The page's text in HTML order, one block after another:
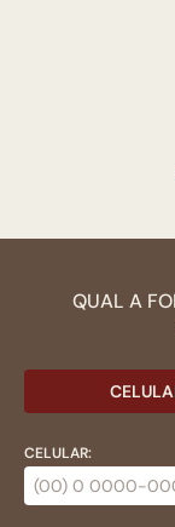
QUAL A
CELULAR: